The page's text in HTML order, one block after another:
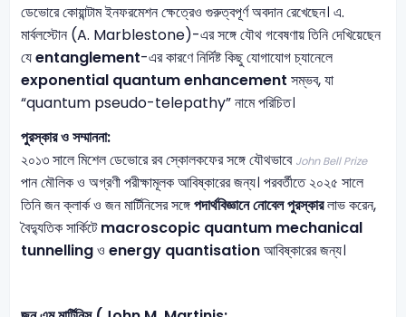
ডেভোরে কোয়ান্টাম ইনফরমেশন ক্ষেত্রেও গুরুত্বপূর্ণ অবদান রেখেছেন। এ.
মার্বলস্টোন (A. Marblestone)-এর সঙ্গে যৌথ গবেষণায় তিনি দেখিয়েছেন
যেentanglement-এর কারণে নির্দিষ্ট কিছু যোগাযোগ চ্যানেলে
exponential quantum enhancement সম্ভব, যা
“quantum pseudo-telepathy” নামে পরিচিত।
পুরস্কার ও সম্মাননা:
২০১৩ সালে মিশেল ডেভোরে রব স্কোলকফের সঙ্গে যৌথভাবে John Bell Prize
পান মৌলিক ও অগ্রণী পরীক্ষামূলক আবিষ্কারের জন্য। পরবর্তীতে ২০২৫ সালে
তিনি জন ক্লার্ক ও জন মার্টিনিসের সঙ্গেপদার্থবিজ্ঞানে নোবেল পুরস্কারলাভ করেন,
বৈদ্যুতিক সার্কিটেmacroscopic quantum mechanical
tunnellingওenergy quantisationআবিষ্কারের জন্য।